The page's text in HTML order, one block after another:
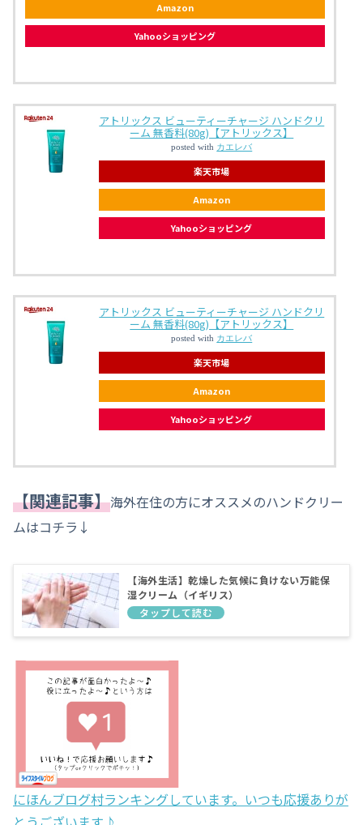
Amazon
Yahooショッピング
アトリックス ビューティーチャージ ハンドクリ
ーム 無香料(80g)【アトリックス】
posted with カエレバ
楽天市場
Amazon
Yahooショッピング
アトリックス ビューティーチャージ ハンドクリ
ーム 無香料(80g)【アトリックス】
posted with カエレバ
楽天市場
Amazon
Yahooショッピング
【関連記事】海外在住の方にオススメのハンドクリー
ムはコチラ↓
【海外生活】乾燥した気候に負けない万能保
湿クリーム（イギリス）
にほんブログ村ランキングしています。いつも応援ありが